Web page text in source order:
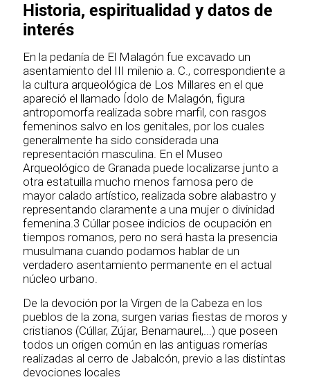
Historia, espiritualidad y datos de
interés
En la pedanía de El Malagón fue excavado un
asentamiento del III milenio a. C., correspondiente a
la cultura arqueológica de Los Millares en el que
apareció el llamado Ídolo de Malagón, figura
antropomorfa realizada sobre marfil, con rasgos
femeninos salvo en los genitales, por los cuales
generalmente ha sido considerada una
representación masculina. En el Museo
Arqueológico de Granada puede localizarse junto a
otra estatuilla mucho menos famosa pero de
mayor calado artístico, realizada sobre alabastro y
representando claramente a una mujer o divinidad
femenina.3 Cúllar posee indicios de ocupación en
tiempos romanos, pero no será hasta la presencia
musulmana cuando podamos hablar de un
verdadero asentamiento permanente en el actual
núcleo urbano.
De la devoción por la Virgen de la Cabeza en los
pueblos de la zona, surgen varias fiestas de moros y
cristianos (Cúllar, Zújar, Benamaurel,...) que poseen
todos un origen común en las antiguas romerías
realizadas al cerro de Jabalcón, previo a las distintas
devociones locales